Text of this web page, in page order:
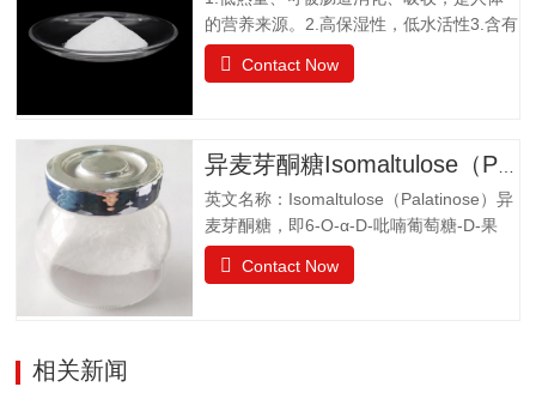
水，溶解度为130g（20℃），不同于乙
醚、乙醇等有机溶剂保湿性和吸湿性均小
于蔗糖，但高于高果糖浆渗透压与蔗糖相
差不大水苏糖没有还原性可添加在液体食
小，效果显著，不会破坏原有食品的风
味。添加在焙烤食品中，可保持水分，…
的营养来源。2.高保湿性，低水活性3.含有
醛基，可发生美拉德反应，使烘焙食品上
色。 4.冰点降低能力5.不易结晶性6.与其
用于功能食品、营养保健食品、冷饮食品
以及低热值食品和运动型饮料配方中。结
晶果糖质量标准GBT20882.3项目要求外观
白色晶体或结晶性粉末气味具有产品特有
的气味果糖（占干基比）/% ≥99.0干燥失
重/%≤0.5pH值4.0~7.05-羟甲基糠醛（以吸
Contact Now
异麦芽酮糖Isomaltulose（Palatinose）
英文名称：Isomaltulose（Palatinose）异
麦芽酮糖，即6-O-α-D-吡喃葡萄糖-D-果
糖，是一种结晶状的还原性二糖，由葡萄
糖与果糖以α-1,6糖苷键结合而成。分子式
Contact Now
相关新闻